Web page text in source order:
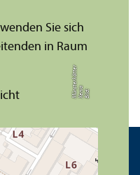
Bil
d:
X
e
ni
aM
ü
n
s
te
r
k
ö
t
t
e
r
Sie sich
in Raum